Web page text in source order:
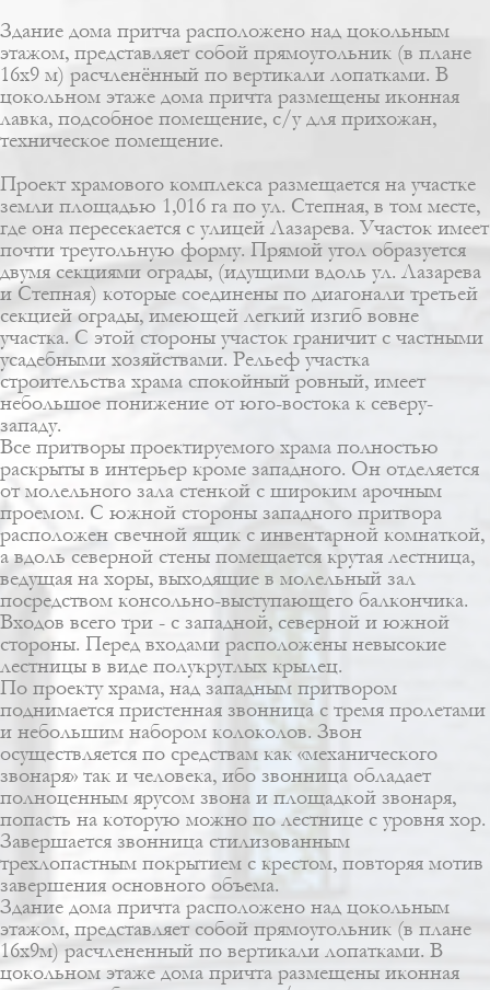
Здание дома притча расположено над цокольным
этажом, представляет собой прямоугольник (в плане
16х9 м) расчленённый по вертикали лопатками. В
цокольном этаже дома причта размещены иконная
лавка, подсобное помещение, с/у для прихожан,
техническое помещение.
Проект храмового комплекса размещается на участке
земли площадью 1,016 га по ул. Степная, в том месте,
где она пересекается с улицей Лазарева. Участок имеет
почти треугольную форму. Прямой угол образуется
двумя секциями ограды, (идущими вдоль ул. Лазарева
и Степная) которые соединены по диагонали третьей
секцией ограды, имеющей легкий изгиб вовне
участка. С этой стороны участок граничит с частными
усадебными хозяйствами. Рельеф участка
строительства храма спокойный ровный, имеет
небольшое понижение от юго-востока к северу-
западу.
Все притворы проектируемого храма полностью
раскрыты в интерьер кроме западного. Он отделяется
от молельного зала стенкой с широким арочным
проемом. С южной стороны западного притвора
расположен свечной ящик с инвентарной комнаткой,
а вдоль северной стены помещается крутая лестница,
ведущая на хоры, выходящие в молельный зал
посредством консольно-выступающего балкончика.
Входов всего три - с западной, северной и южной
стороны. Перед входами расположены невысокие
лестницы в виде полукруглых крылец.
По проекту храма, над западным притвором
поднимается пристенная звонница с тремя пролетами
и небольшим набором колоколов. Звон
осуществляется по средствам как «механического
звонаря» так и человека, ибо звонница обладает
полноценным ярусом звона и площадкой звонаря,
попасть на которую можно по лестнице с уровня хор.
Завершается звонница стилизованным
трехлопастным покрытием с крестом, повторяя мотив
завершения основного объема.
Здание дома причта расположено над цокольным
этажом, представляет собой прямоугольник (в плане
16x9м) расчлененный по вертикали лопатками. В
цокольном этаже дома причта размещены иконная